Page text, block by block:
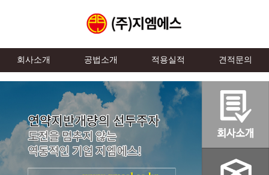
회사소개 공법소개 적용실적 견적문의